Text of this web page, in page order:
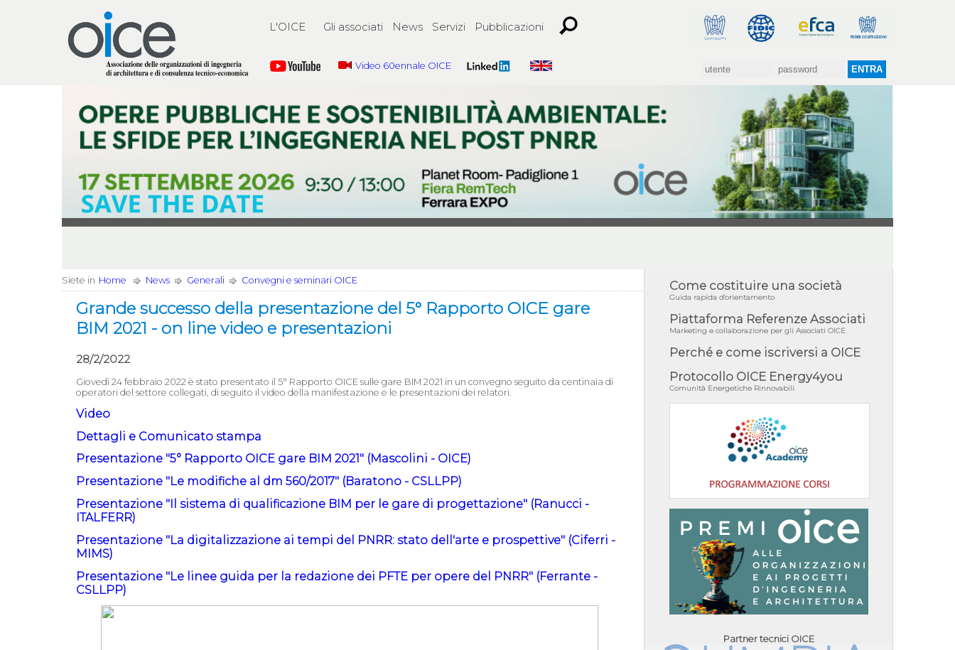
L'OICE Gli associati News Servizi Pubblicazioni
Video 60ennale OICE
Siete in Home News Generali Convegni e seminari OICE
Grande successo della presentazione del 5° Rapporto OICE gare
BIM 2021 - on line video e presentazioni
28/2/2022
Giovedì 24 febbraio 2022 è stato presentato il 5° Rapporto OICE sulle gare BIM 2021 in un convegno seguito da centinaia di
operatori del settore collegati, di seguito il video della manifestazione e le presentazioni dei relatori.
Video
Dettagli e Comunicato stampa
Presentazione "5° Rapporto OICE gare BIM 2021" (Mascolini - OICE)
Presentazione "Le modifiche al dm 560/2017" (Baratono - CSLLPP)
Presentazione "Il sistema di qualificazione BIM per le gare di progettazione" (Ranucci -
ITALFERR)
Presentazione "La digitalizzazione ai tempi del PNRR: stato dell'arte e prospettive" (Ciferri -
MIMS)
Presentazione "Le linee guida per la redazione dei PFTE per opere del PNRR" (Ferrante -
CSLLPP)
Come costituire una società
Guida rapida d'orientamento
Piattaforma Referenze Associati
Marketing e collaborazione per gli Associati OICE
Perché e come iscriversi a OICE
Protocollo OICE Energy4you
Comunità Energetiche Rinnovabili
Partner tecnici OICE